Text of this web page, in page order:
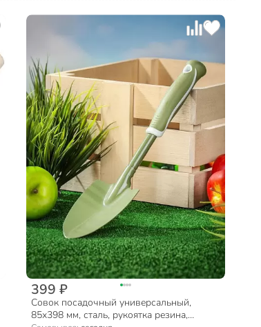
399 ₽
Совок посадочный универсальный,
85х398 мм, сталь, рукоятка резина,